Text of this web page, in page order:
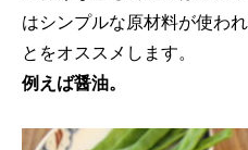
はシンプルな原材料が使わ
とをオススメします。
例えば醤油。